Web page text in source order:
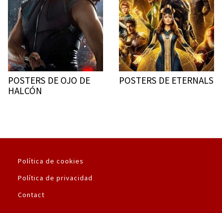
POSTERS DE OJO DE
HALCÓN
POSTERS DE ETERNALS
Política de cookies
Política de privacidad
Contact